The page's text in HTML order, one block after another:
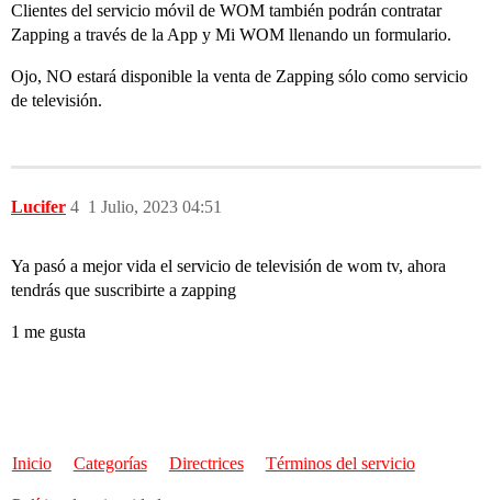
Clientes del servicio móvil de WOM también podrán contratar
Zapping a través de la App y Mi WOM llenando un formulario.
Ojo, NO estará disponible la venta de Zapping sólo como servicio
de televisión.
Lucifer 1 Julio, 2023 04:51
4
Ya pasó a mejor vida el servicio de televisión de wom tv, ahora
tendrás que suscribirte a zapping
1 me gusta
Inicio Categorías Directrices Términos del servicio